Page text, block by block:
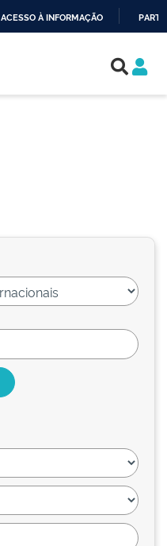
ACESSO À INFORMAÇÃO